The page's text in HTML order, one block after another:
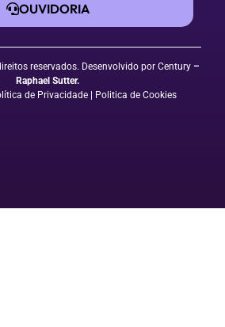
OUVIDORIA
reservados. Desenvolvido por Century –
Raphael Sutter.
de Privacidade| Politica de Cookies